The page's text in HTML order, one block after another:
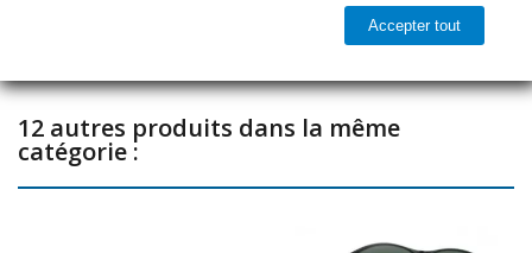
12 autres produits dans la même
catégorie :
Accepter tout